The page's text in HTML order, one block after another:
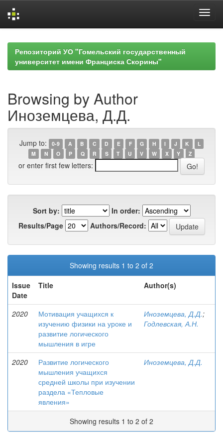
navigationРепозиторий УО "Гомельский государственный
университет имени Франциска Скорины"
Browsing by Author
Иноземцева, Д.Д.
Jump to: 0-9 A B C D E F G H I J K
L
M
N O P Q R S T U V W X Y Z
or enter first few letters:
Sort by:
In order:
Results/Page
Authors/Record:
Showing results 1 to 2 of 2
Issue
Date
Title Author(s)
2020
Мотивация учащихся к
изучению физики на уроке и
развитие логического
мышления в игре
Иноземцева, Д.Д.;
Годлевская, А.Н.
2020
Развитие логического
мышления учащихся
средней школы при изучении
раздела «Тепловые
явления»
Иноземцева, Д.Д.
Showing results 1 to 2 of 2